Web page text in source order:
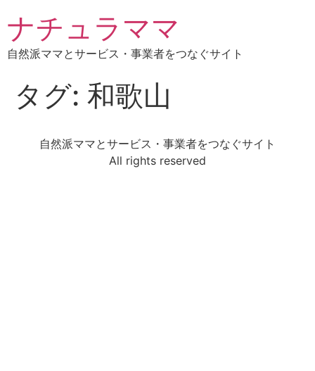
ナチュラママ
自然派ママとサービス・事業者をつなぐサイト
タグ: 和歌山
自然派ママとサービス・事業者をつなぐサイト
All rights reserved